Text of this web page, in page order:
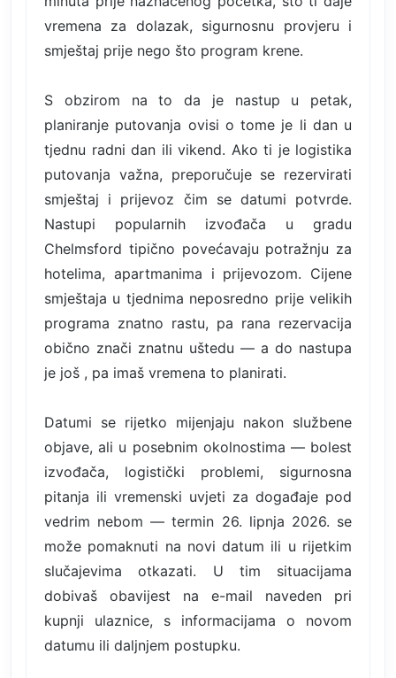
vremena za dolazak, sigurnosnu provjeru i
smještaj prije nego što program krene.
S obzirom na to da je nastup u petak,
planiranje putovanja ovisi o tome je li dan u
tjednu radni dan ili vikend. Ako ti je logistika
putovanja važna, preporučuje se rezervirati
smještaj i prijevoz čim se datumi potvrde.
Nastupi popularnih izvođača u gradu
Chelmsford tipično povećavaju potražnju za
hotelima, apartmanima i prijevozom. Cijene
smještaja u tjednima neposredno prije velikih
programa znatno rastu, pa rana rezervacija
obično znači znatnu uštedu — a do nastupa
je još , pa imaš vremena to planirati.
Datumi se rijetko mijenjaju nakon službene
objave, ali u posebnim okolnostima — bolest
izvođača, logistički problemi, sigurnosna
pitanja ili vremenski uvjeti za događaje pod
vedrim nebom — termin 26. lipnja 2026. se
može pomaknuti na novi datum ili u rijetkim
slučajevima otkazati. U tim situacijama
dobivaš obavijest na e-mail naveden pri
kupnji ulaznice, s informacijama o novom
datumu ili daljnjem postupku.